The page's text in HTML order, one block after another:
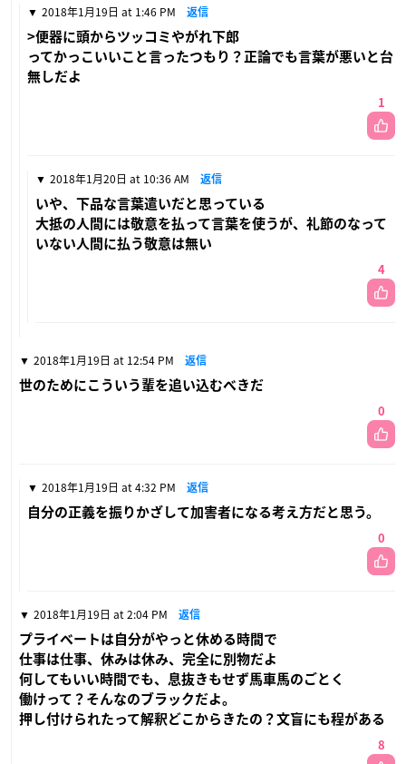
2018年1月19日 at 1:46 PM 返信
>便器に頭からツッコミやがれ下郎
ってかっこいいこと言ったつもり？正論でも言葉が悪いと台
無しだよ
1
2018年1月20日 at 10:36 AM 返信
いや、下品な言葉遣いだと思っている
大抵の人間には敬意を払って言葉を使うが、礼節のなって
いない人間に払う敬意は無い
4
2018年1月19日 at 12:54 PM 返信
世のためにこういう輩を追い込むべきだ
0
2018年1月19日 at 4:32 PM 返信
自分の正義を振りかざして加害者になる考え方だと思う。
0
2018年1月19日 at 2:04 PM 返信
プライベートは自分がやっと休める時間で
仕事は仕事、休みは休み、完全に別物だよ
何してもいい時間でも、息抜きもせず馬車馬のごとく
働けって？そんなのブラックだよ。
押し付けられたって解釈どこからきたの？文盲にも程がある
8